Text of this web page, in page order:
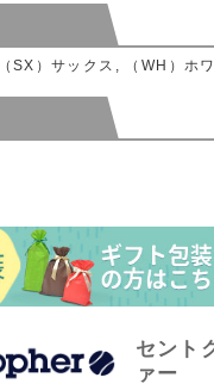
SX）サックス, （WH）ホ
セント
ァー